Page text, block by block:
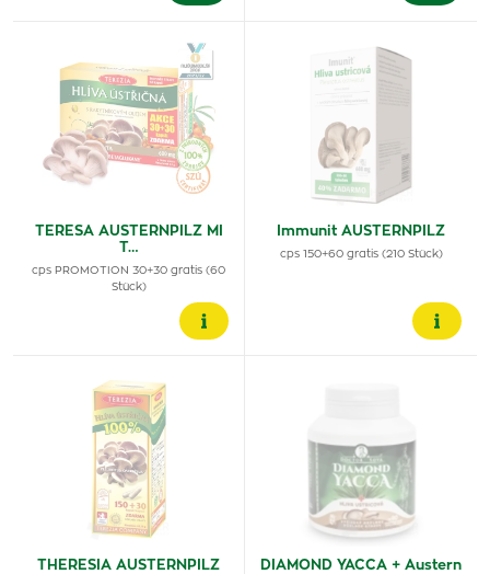
TERESA AUSTERNPILZ MI
T…
cps PROMOTION 30+30 gratis (60
Stück)
Immunit AUSTERNPILZ
cps 150+60 gratis (210 Stück)
THERESIA AUSTERNPILZ
DIAMOND YACCA + Austern